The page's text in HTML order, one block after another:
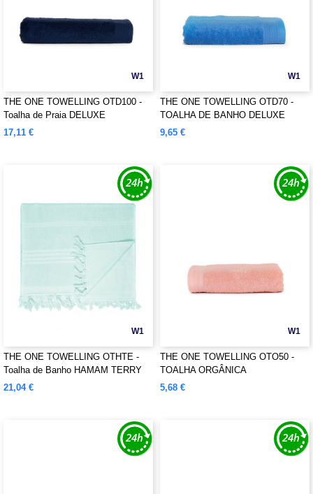
W1
THE ONE TOWELLING OTD100 -
Toalha de Praia DELUXE
17,11 €
W1
THE ONE TOWELLING OTD70 -
TOALHA DE BANHO DELUXE
9,65 €
W1
THE ONE TOWELLING OTHTE -
Toalha de Banho HAMAM TERRY
21,04 €
W1
THE ONE TOWELLING OTO50 -
TOALHA ORGÂNICA
5,68 €